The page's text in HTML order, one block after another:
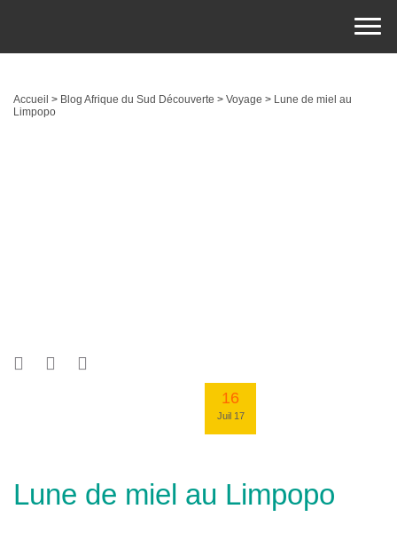
Accueil > Blog Afrique du Sud Découverte > Voyage > Lune de miel au
Limpopo
16
Juil 17
Lune de miel au Limpopo